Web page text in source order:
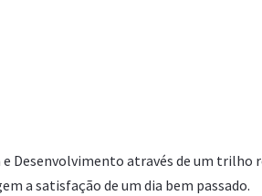
Desenvolvimento através de um
a satisfação de um dia bem passado.